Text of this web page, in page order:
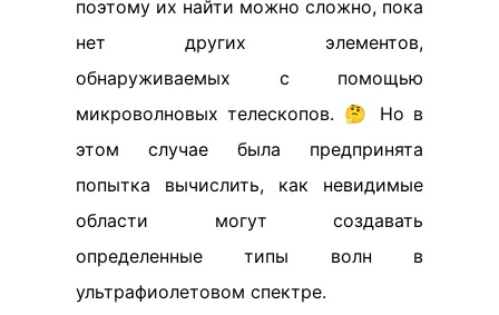
поэтому их найти можно сложно, пока
нет других элементов,
обнаруживаемых с помощью
микроволновых телескопов. 🤔 Но в
этом случае была предпринята
попытка вычислить, как невидимые
области могут создавать
определенные типы волн в
ультрафиолетовом спектре.